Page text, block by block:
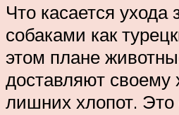
Что касается ухода
собаками как
этом плане
доставляют своему
лишних хлопот. Это